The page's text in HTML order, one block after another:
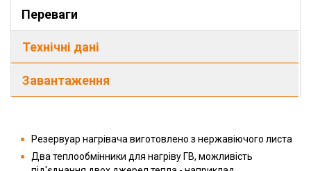
Переваги
Технічні дані
Завантаження
Резервуар нагрівача виготовлено з нержавіючого листа
Два теплообмінники для нагріву ГВ, можливість